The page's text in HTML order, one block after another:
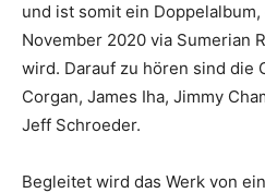
und ist somit ein Doppelalbum,
November 2020 via Sumerian
wird. Darauf zu hören sind die
Corgan, James Iha, Jimmy
Jeff Schroeder.
Begleitet wird das Werk von